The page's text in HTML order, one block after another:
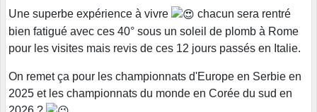
Une superbe expérience à vivre
chacun sera rentré
bien fatigué avec ces 40° sous un soleil de plomb à Rome
pour les visites mais revis de ces 12 jours passés en Italie.
On remet ça pour les championnats d'Europe en Serbie en
2025 et les championnats du monde en Corée du sud en